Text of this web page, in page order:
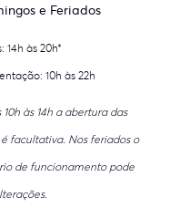
e Feriados
14h às 20h*
10h às 22h
10h às 14h a abertura das
é facultativa. Nos feriados o
de funcionamento pode